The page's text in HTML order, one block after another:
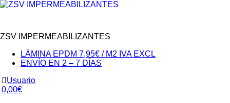
ZSV IMPERMEABILIZANTES
LÁMINA EPDM 7,95€ / M2 IVA EXCL
ENVÍO EN 2 – 7 DÍAS
Usuario
0,00€